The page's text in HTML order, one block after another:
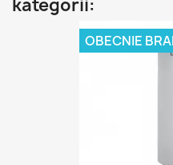
kategorii:
OBECNIE